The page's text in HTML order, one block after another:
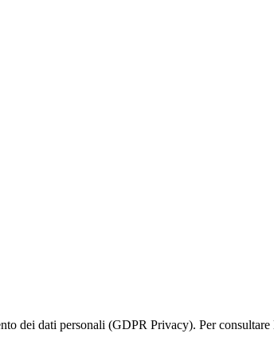
dei dati personali (GDPR Privacy). Per